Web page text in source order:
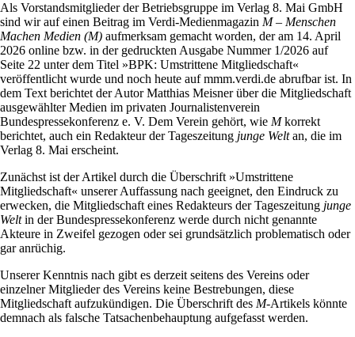
Als Vorstandsmitglieder der Betriebsgruppe im Verlag 8. Mai GmbH
sind wir auf einen Beitrag im Verdi-Medienmagazin M – Menschen
Machen Medien (M) aufmerksam gemacht worden, der am 14. April
2026 online bzw. in der gedruckten Ausgabe Nummer 1/2026 auf
Seite 22 unter dem Titel »BPK: Umstrittene Mitgliedschaft«
veröffentlicht wurde und noch heute auf mmm.verdi.de abrufbar ist. In
dem Text berichtet der Autor Matthias Meisner über die Mitgliedschaft
ausgewählter Medien im privaten Journalistenverein
Bundespressekonferenz e. V. Dem Verein gehört, wie Mkorrekt
berichtet, auch ein Redakteur der Tageszeitung junge Weltan, die im
Verlag 8. Mai erscheint.
Zunächst ist der Artikel durch die Überschrift »Umstrittene
Mitgliedschaft« unserer Auffassung nach geeignet, den Eindruck zu
erwecken, die Mitgliedschaft eines Redakteurs der Tageszeitung junge
Weltin der Bundespressekonferenz werde durch nicht genannte
Akteure in Zweifel gezogen oder sei grundsätzlich problematisch oder
gar anrüchig.
Unserer Kenntnis nach gibt es derzeit seitens des Vereins oder
einzelner Mitglieder des Vereins keine Bestrebungen, diese
Mitgliedschaft aufzukündigen. Die Überschrift des M-Artikels könnte
demnach als falsche Tatsachenbehauptung aufgefasst werden.